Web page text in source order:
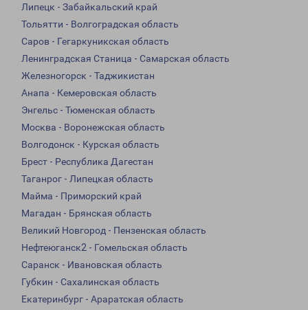
Липецк - Забайкальский край
Тольятти - Волгоградская область
Саров - Гегаркуникская область
Ленинградская Станица - Самарская область
Железногорск - Таджикистан
Анапа - Кемеровская область
Энгельс - Тюменская область
Москва - Воронежская область
Волгодонск - Курская область
Брест - Республика Дагестан
Таганрог - Липецкая область
Майма - Приморский край
Магадан - Брянская область
Великий Новгород - Пензенская область
Нефтеюганск2 - Гомельская область
Саранск - Ивановская область
Губкин - Сахалинская область
Екатеринбург - Араратская область